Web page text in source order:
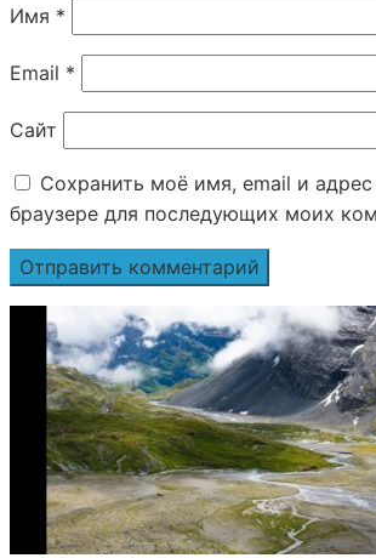
Имя *
Email *
Сайт
Сохранить моё имя, email и адрес
браузере для последующих моих